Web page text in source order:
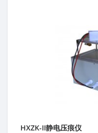
HXZK-II静电压痕仪